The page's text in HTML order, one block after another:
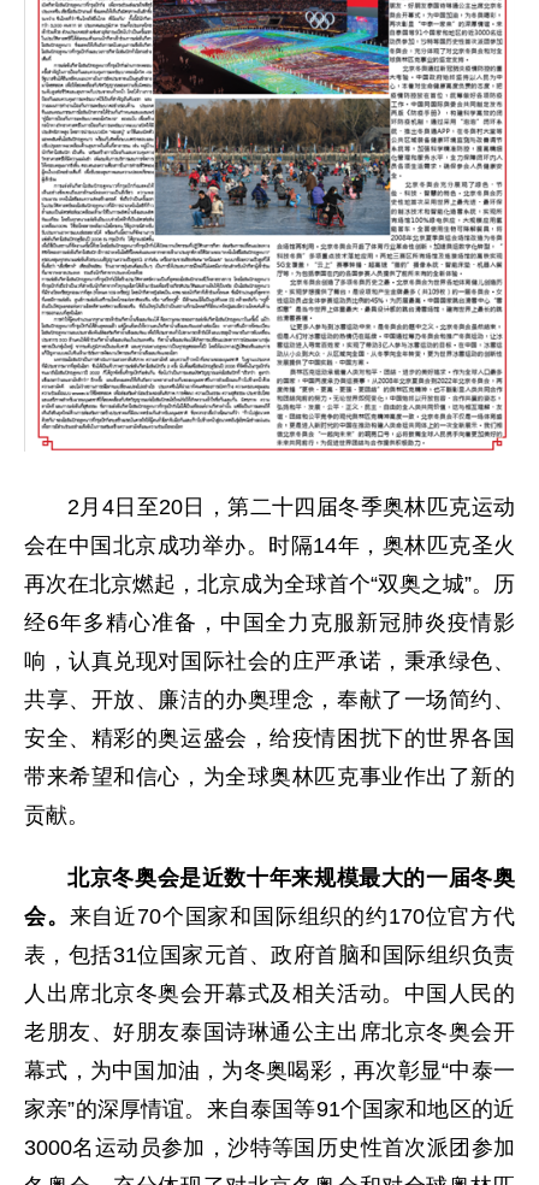
2月4日至20日，第二十四届冬季奥林匹克运动
会在中国北京成功举办。时隔14年，奥林匹克圣火
再次在北京燃起，北京成为全球首个“双奥之城”。历
经6年多精心准备，中国全力克服新冠肺炎疫情影
响，认真兑现对国际社会的庄严承诺，秉承绿色、
共享、开放、廉洁的办奥理念，奉献了一场简约、
安全、精彩的奥运盛会，给疫情困扰下的世界各国
带来希望和信心，为全球奥林匹克事业作出了新的
贡献。
北京冬奥会是近数十年来规模最大的一届冬奥
会。 来自近70个国家和国际组织的约170位官方代
表，包括31位国家元首、政府首脑和国际组织负责
人出席北京冬奥会开幕式及相关活动。中国人民的
老朋友、好朋友泰国诗琳通公主出席北京冬奥会开
幕式，为中国加油，为冬奥喝彩，再次彰显“中泰一
家亲”的深厚情谊。来自泰国等91个国家和地区的近
3000名运动员参加，沙特等国历史性首次派团参加